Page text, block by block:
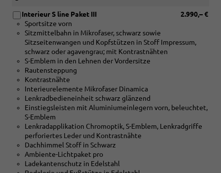
3-
Speichen,
lederfrei,
oben
und
untenabgeflacht,
mit
Multifunktion
und
Schaltwippen
oder
[1XX]
Sportlederlenkrad,
3-
Speichen,
oben
und
Verbindung
mit
[1XT]
Sportlederlenkrad,
3-
Speichen,
oben
und
unten
abgeflacht,
mit
Multifunktion,
Schaltwippen
und
Lenkradheizung
oder
[1XU]
2.990,– €
Interieur S line Paket III
Sportsitze vorn
Sitzmittelbahn in Mikrofaser, schwarz sowie
Sitzseitenwangen und Kopfstützen in Stoff Impressum,
schwarz oder agavengrau; mit Kontrastnähten
S-Emblem in den Lehnen der Vordersitze
Rautensteppung
Kontrastnähte
Interieurelemente Mikrofaser Dinamica
Lenkradbedieneinheit schwarz glänzend
Einstiegsleisten mit Aluminiumeinlegern vorn, beleuchtet,
S-Emblem
Lenkradapplikation Chromoptik, S-Emblem, Lenkradgriffe
perforiertes Leder und Kontrastnähte
Dachhimmel Stoff in Schwarz
Ambiente-Lichtpaket pro
Ladekantenschutz in Edelstahl